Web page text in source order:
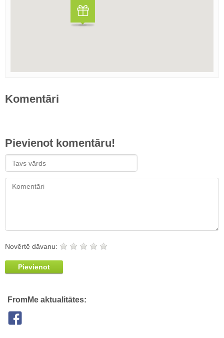
Komentāri
Pievienot komentāru!
Novērtē dāvanu:
Pievienot
FromMe aktualitātes: